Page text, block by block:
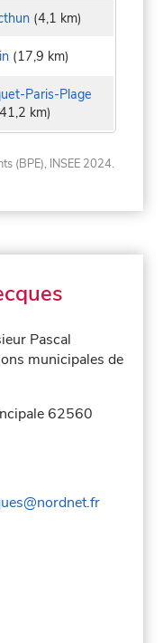
(4,1 km)
(17,9 km)
Paris-Plage
km)
(BPE), INSEE 2024.
Pascal
municipales de
62560